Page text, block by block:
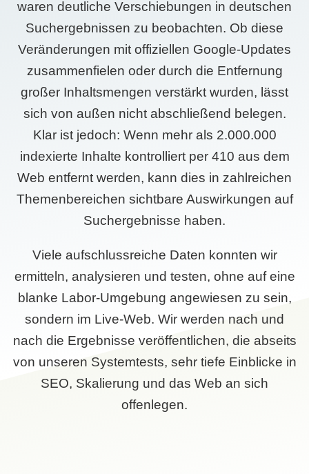
waren deutliche Verschiebungen in deutschen
Suchergebnissen zu beobachten. Ob diese
Veränderungen mit offiziellen Google-Updates
zusammenfielen oder durch die Entfernung
großer Inhaltsmengen verstärkt wurden, lässt
sich von außen nicht abschließend belegen.
Klar ist jedoch: Wenn mehr als 2.000.000
indexierte Inhalte kontrolliert per 410 aus dem
Web entfernt werden, kann dies in zahlreichen
Themenbereichen sichtbare Auswirkungen auf
Suchergebnisse haben.
Viele aufschlussreiche Daten konnten wir
ermitteln, analysieren und testen, ohne auf eine
blanke Labor-Umgebung angewiesen zu sein,
sondern im Live-Web. Wir werden nach und
nach die Ergebnisse veröffentlichen, die abseits
von unseren Systemtests, sehr tiefe Einblicke in
SEO, Skalierung und das Web an sich
offenlegen.